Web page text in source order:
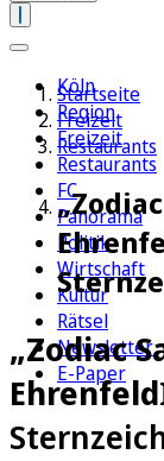
Köln
Region
Freizeit
Restaurants
FC
Panorama
Politik
Wirtschaft
Kultur
Rätsel
Newsletter
E-Paper
Startseite
Freizeit
Restaurants
„Zodiac
Ehrenfeld